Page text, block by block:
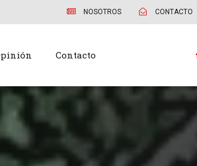
NOSOTROS CONTACTO
Contacto